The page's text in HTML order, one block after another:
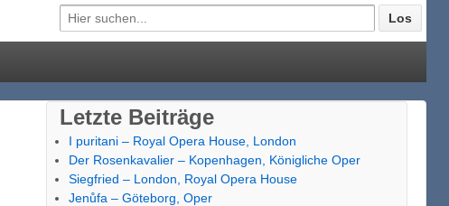
Letzte Beiträge
I puritani – Royal Opera House, London
Der Rosenkavalier – Kopenhagen, Königliche Oper
Siegfried – London, Royal Opera House
Jenůfa – Göteborg, Oper